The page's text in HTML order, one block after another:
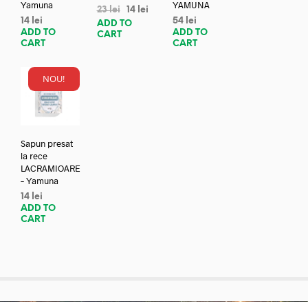
Yamuna
14 lei
ADD TO
CART
23lei 14 lei
ADD TO
CART
YAMUNA
54 lei
ADD TO
CART
NOU!
Sapun presat
la rece
LACRAMIOARE
– Yamuna
14 lei
ADD TO
CART